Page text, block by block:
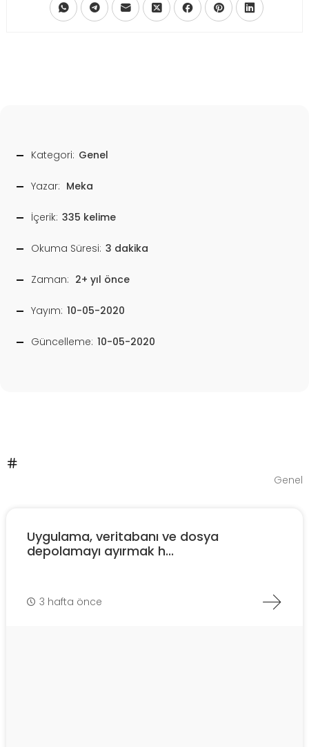
Kategori: Genel
Yazar: Meka
İçerik: 335 kelime
Okuma Süresi: 3 dakika
Zaman: 2+ yıl önce
Yayım: 10-05-2020
Güncelleme: 10-05-2020
Genel
Uygulama, veritabanı ve dosya
depolamayı ayırmak h...
3 hafta önce